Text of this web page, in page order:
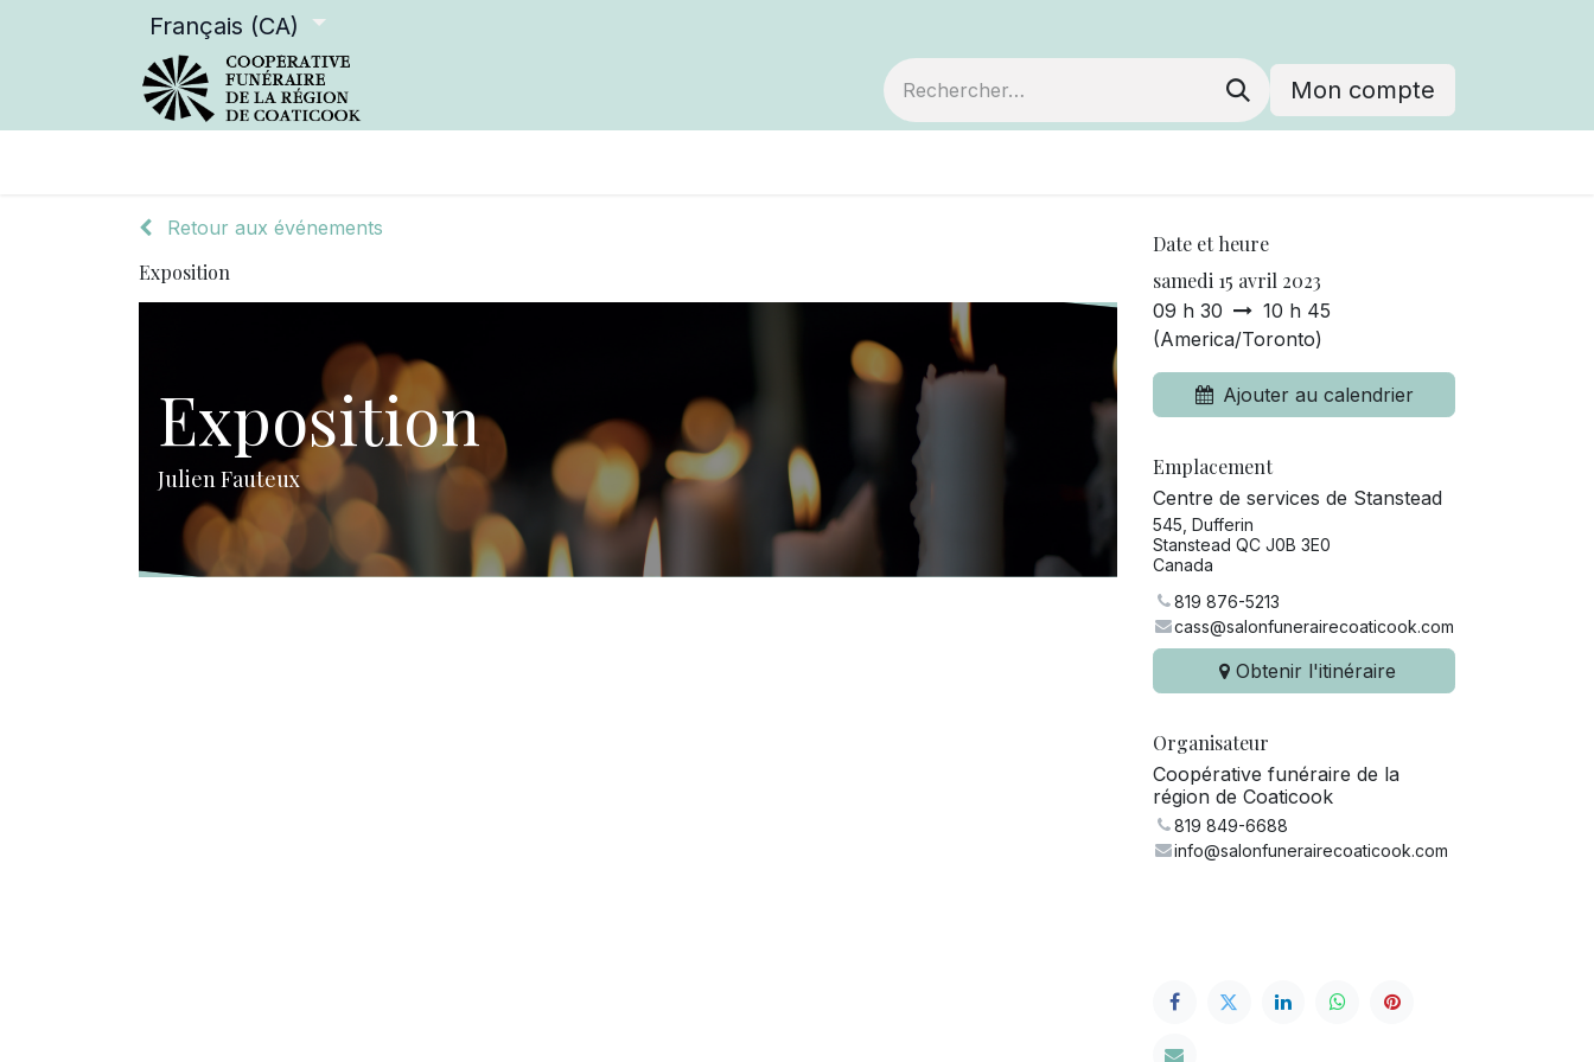
Français (CA)
Mon compte
Retour aux événements
Exposition
Exposition
Julien Fauteux
Date et heure
samedi 15 avril 2023
09 h 30
10 h 45
(America/Toronto)
Ajouter au calendrier
Emplacement
Centre de services de Stanstead
545, Dufferin
Stanstead QC J0B 3E0
Canada
819 876-5213
cass@salonfunerairecoaticook.com
Obtenir l'itinéraire
Organisateur
Coopérative funéraire de la
région de Coaticook
819 849-6688
info@salonfunerairecoaticook.com